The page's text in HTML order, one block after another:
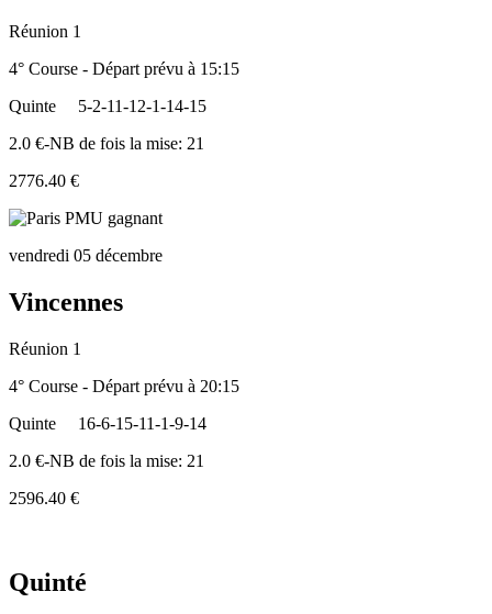
Réunion 1
4° Course - Départ prévu à 15:15
Quinte
5-2-11-12-1-14-15
2.0 €-NB de fois la mise: 21
2776.40 €
vendredi 05 décembre
Vincennes
Réunion 1
4° Course - Départ prévu à 20:15
Quinte
16-6-15-11-1-9-14
2.0 €-NB de fois la mise: 21
2596.40 €
Quinté